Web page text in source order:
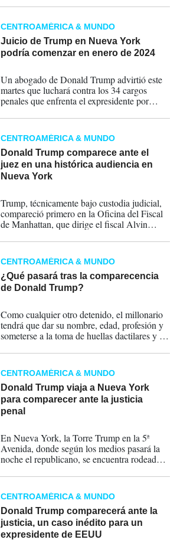
CENTROAMÉRICA & MUNDO
Juicio de Trump en Nueva York
podría comenzar en enero de 2024
Un abogado de Donald Trump advirtió este
martes que luchará contra los 34 cargos
penales que enfrenta el expresidente por
comprometedores antes de elecciones de
2016 y calificó la situación de “triste”.
CENTROAMÉRICA & MUNDO
Donald Trump comparece ante el
juez en una histórica audiencia en
Nueva York
Trump, técnicamente bajo custodia judicial,
compareció primero en la Oficina del Fiscal
de Manhattan, que dirige el fiscal Alvin
habitual de cualquier imputado: toma de
huellas dactilares y fotos para la ficha
judicial.
CENTROAMÉRICA & MUNDO
¿Qué pasará tras la comparecencia
de Donald Trump?
Como cualquier otro detenido, el millonario
tendrá que dar su nombre, edad, profesión y
someterse a la toma de huellas dactilares y a
CENTROAMÉRICA & MUNDO
Donald Trump viaja a Nueva York
para comparecer ante la justicia
penal
En Nueva York, la Torre Trump en la 5ª
Avenida, donde según los medios pasará la
noche el republicano, se encuentra rodeada
en previsión de posibles disturbios.
CENTROAMÉRICA & MUNDO
Donald Trump comparecerá ante la
justicia, un caso inédito para un
expresidente de EEUU